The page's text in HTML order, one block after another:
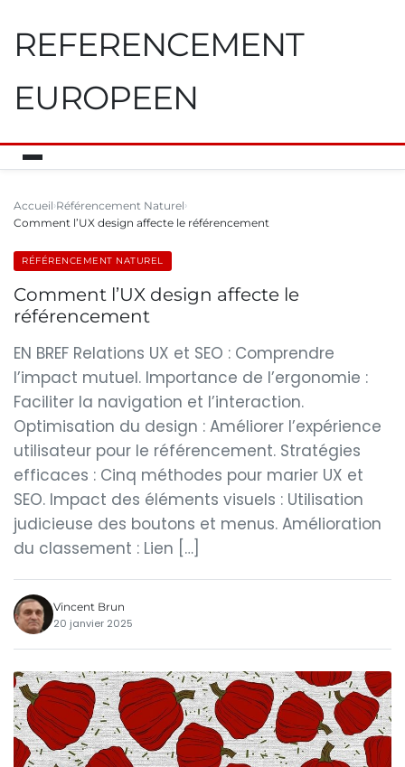
REFERENCEMENT
EUROPEEN
Accueil Référencement Naturel
Comment l’UX design affecte le référencement
RÉFÉRENCEMENT NATUREL
Comment l’UX design affecte le
référencement
EN BREF Relations UX et SEO : Comprendre
l’impact mutuel. Importance de l’ergonomie :
Faciliter la navigation et l’interaction.
Optimisation du design : Améliorer l’expérience
utilisateur pour le référencement. Stratégies
efficaces : Cinq méthodes pour marier UX et
SEO. Impact des éléments visuels : Utilisation
judicieuse des boutons et menus. Amélioration
du classement : Lien […]
Vincent Brun
20 janvier 2025